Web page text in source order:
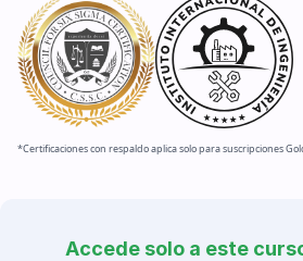
*Certificaciones con respaldo aplica solo para suscripciones
Accede solo a este